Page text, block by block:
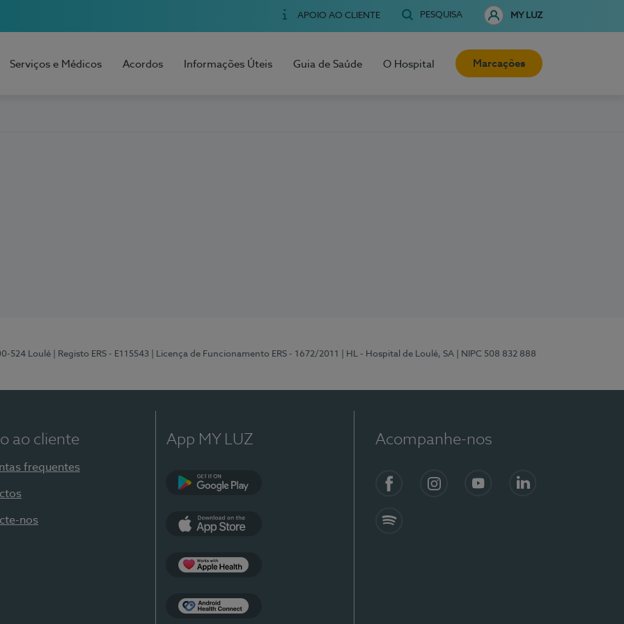
APOIO AO CLIENTE PESQUISA MY LUZ
Serviços e Médicos Acordos Informações Úteis Guia de Saúde O Hospital Marcações
524 Loulé | Registo ERS - E115543 | Licença de Funcionamento ERS - 1672/2011 | HL - Hospital de Loulé, SA | NIPC 508 832 888
ao cliente
frequentes
nos
App MY LUZ Acompanhe-nos